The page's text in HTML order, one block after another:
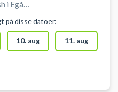
i Egå
på disse datoer:
10. aug 11. aug